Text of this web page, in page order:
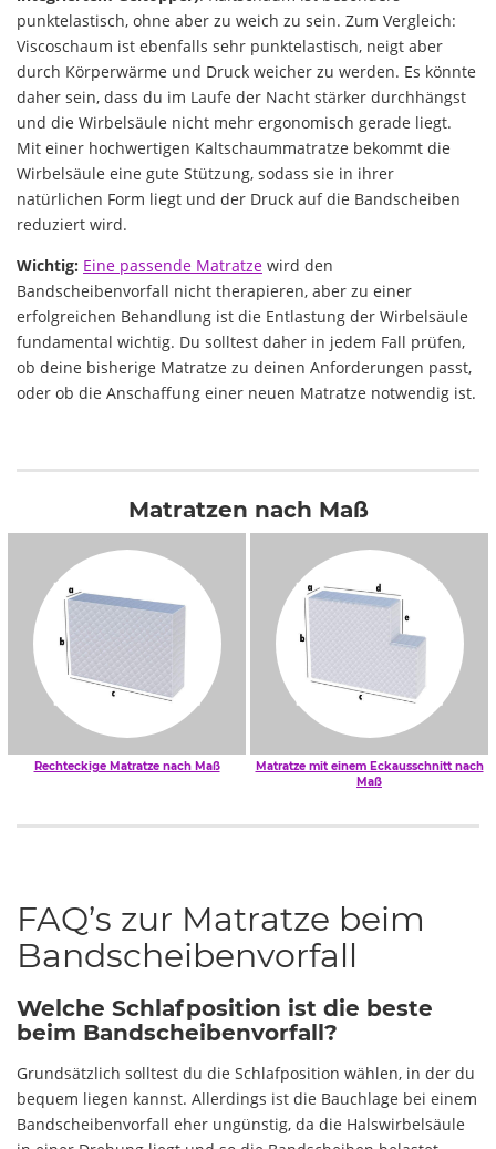
punktelastisch, ohne aber zu weich zu sein. Zum Vergleich:
Viscoschaum ist ebenfalls sehr punktelastisch, neigt aber
durch Körperwärme und Druck weicher zu werden. Es könnte
daher sein, dass du im Laufe der Nacht stärker durchhängst
und die Wirbelsäule nicht mehr ergonomisch gerade liegt.
Mit einer hochwertigen Kaltschaummatratze bekommt die
Wirbelsäule eine gute Stützung, sodass sie in ihrer
natürlichen Form liegt und der Druck auf die Bandscheiben
reduziert wird.
Wichtig: Eine passende Matratze wird den
Bandscheibenvorfall nicht therapieren, aber zu einer
erfolgreichen Behandlung ist die Entlastung der Wirbelsäule
fundamental wichtig. Du solltest daher in jedem Fall prüfen,
ob deine bisherige Matratze zu deinen Anforderungen passt,
oder ob die Anschaffung einer neuen Matratze notwendig ist.
Matratzen nach Maß
Rechteckige Matratze nach Maß
Matratze mit einem Eckausschnitt nach
Maß
FAQ’s zur Matratze beim
Bandscheibenvorfall
Welche Schlafposition ist die beste
beim Bandscheibenvorfall?
Grundsätzlich solltest du die Schlafposition wählen, in der du
bequem liegen kannst. Allerdings ist die Bauchlage bei einem
Bandscheibenvorfall eher ungünstig, da die Halswirbelsäule